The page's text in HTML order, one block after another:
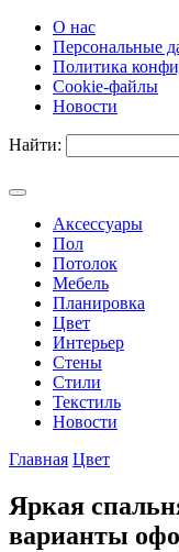
О нас
Персональные
Политика
Cookie-файлы
Новости
Найти:
Аксессуары
Пол
Потолок
Мебель
Планировка
Цвет
Интерьер
Стены
Стили
Текстиль
Новости
Главная Цвет
Яркая
варианты